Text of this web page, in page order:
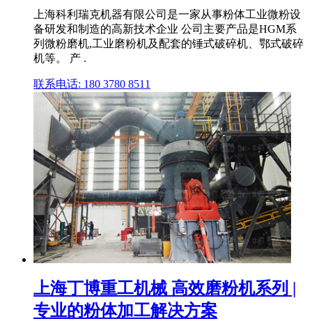
上海科利瑞克机器有限公司是一家从事粉体工业微粉设
备研发和制造的高新技术企业 公司主要产品是HGM系
列微粉磨机,工业磨粉机及配套的锤式破碎机、鄂式破碎
机等。 产 .
联系电话: 180 3780 8511
上海丁博重工机械 高效磨粉机系列 |
专业的粉体加工解决方案